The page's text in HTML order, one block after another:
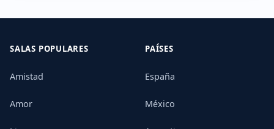
SALAS POPULARES
Amistad
Amor
PAÍSES
España
México